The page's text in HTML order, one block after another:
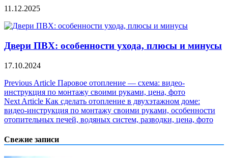
11.12.2025
Двери ПВХ: особенности ухода, плюсы и минусы
17.10.2024
Навигация
по
записям
Previous Article Паровое отопление — схема: видео-
инструкция по монтажу своими руками, цена, фото
Next Article Как сделать отопление в двухэтажном доме:
видео-инструкция по монтажу своими руками, особенности
отопительных печей, водяных систем, разводки, цена, фото
Свежие записи